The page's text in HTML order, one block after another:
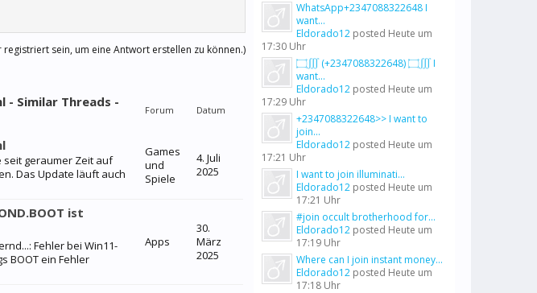
sein, um eine Antwort erstellen zu können.)
- Similar Threads -
Forum Datum
seit geraumer Zeit auf
Das Update läuft auch
Games
und
Spiele
4. Juli
2025
ist
Fehler bei Win11-
BOOT ein Fehler
Apps
30.
März
2025
WhatsApp+2347088322648 I
want...
Eldorado12 posted Heute um
17:30 Uhr
۝∭ (+2347088322648) ۝∭ I
want...
Eldorado12 posted Heute um
17:29 Uhr
+2347088322648>> I want to
join...
Eldorado12 posted Heute um
17:21 Uhr
I want to join illuminati...
Eldorado12 posted Heute um
17:21 Uhr
#join occult brotherhood for...
Eldorado12 posted Heute um
17:19 Uhr
Where can I join instant money...
Eldorado12 posted Heute um
17:18 Uhr